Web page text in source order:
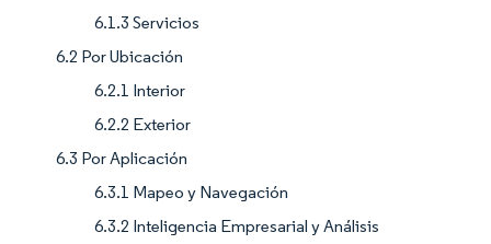
6.1.3 Servicios
6.2 Por Ubicación
6.2.1 Interior
6.2.2 Exterior
6.3 Por Aplicación
6.3.1 Mapeo y Navegación
6.3.2 Inteligencia Empresarial y Análisis